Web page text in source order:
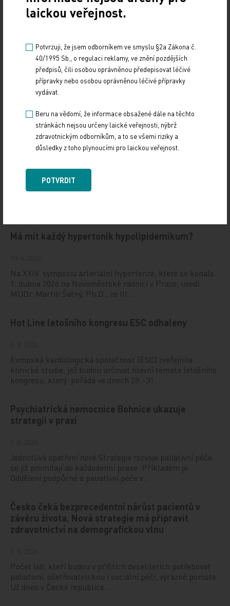
Má mít každý hypertonik hypolipidemikum?
Na XXIV. sympoziu arteriální hypertenze, které se konalo
1. dubna 2026 na Novoměstské radnici v Praze, uvedl
MUDr. Martin Šatný, Ph.D., ze III.…
Hot Line letošního kongresu ESC odhaleny
Evropská kardiologická společnost (ESC) zveřejnila
klinické studie, jež budou určovat hlavní témata letošního
kongresu, který pořádá ve dnech 28.–31…
Psychiatrická nemocnice Bohnice ukazuje
strategii v praxi
Jednotlivá opatření nové Strategie rozvoje paliativní péče
se již promítají do každodenní praxe. Příkladem je
Oddělení podpůrné a paliativní péče v…
Česko čeká bezprecedentní nárůst pacientů v
závěru života. Nová strategie má připravit
zdravotnictví na demografickou vlnu
Počet lidí, kteří budou v příštích desetiletích potřebovat
paliativní, ošetřovatelskou i sociální péči, výrazně poroste.
Už dnes v České republice…
laickou veřejnost.
Potvrzuji, že jsem odborníkem ve smyslu §2a Zákona č.
40/1995 Sb., o regulaci reklamy, ve znění pozdějších
předpisů, čili osobou oprávněnou předepisovat léčivé
přípravky nebo osobou oprávněnou léčivé přípravky
vydávat.
Beru na vědomí, že informace obsažené dále na těchto
stránkách nejsou určeny laické veřejnosti, nýbrž
zdravotnickým odborníkům, a to se všemi riziky a
důsledky z toho plynoucími pro laickou veřejnost.
POTVRDIT